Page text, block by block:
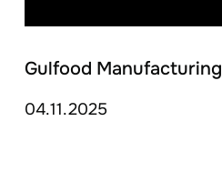
Gulfood Manufacturing
04.11.2025